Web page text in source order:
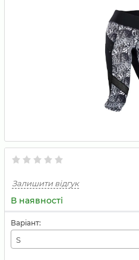
Залишити відгук
В наявності
Варіант:
S